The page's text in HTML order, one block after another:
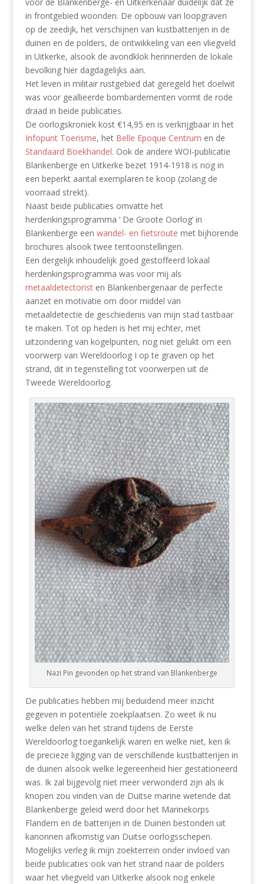
in frontgebied woonden. De opbouw van loopgraven
op de zeedijk, het verschijnen van kustbatterijen in de
duinen en de polders, de ontwikkeling van een vliegveld
in Uitkerke, alsook de avondklok herinnerden de lokale
bevolking hier dagdagelijks aan.
Het leven in militair rustgebied dat geregeld het doelwit
was voor geallieerde bombardementen vormt de rode
draad in beide publicaties.
De oorlogskroniek kost €14,95 en is verkrijgbaar in het
Infopunt Toerisme, het Belle Epoque Centrum en de
Standaard Boekhandel. Ook de andere WOI-publicatie
Blankenberge en Uitkerke bezet 1914-1918 is nog in
een beperkt aantal exemplaren te koop (zolang de
voorraad strekt).
Naast beide publicaties omvatte het
herdenkingsprogramma ‘ De Groote Oorlog’ in
Blankenberge een wandel- en fietsroute met bijhorende
brochures alsook twee tentoonstellingen.
Een dergelijk inhoudelijk goed gestoffeerd lokaal
herdenkingsprogramma was voor mij als
metaaldetectoristen Blankenbergenaar de perfecte
aanzet en motivatie om door middel van
metaaldetectie de geschiedenis van mijn stad tastbaar
te maken. Tot op heden is het mij echter, met
uitzondering van kogelpunten, nog niet gelukt om een
voorwerp van Wereldoorlog I op te graven op het
strand, dit in tegenstelling tot voorwerpen uit de
Tweede Wereldoorlog.
Nazi Pin gevonden op het strand van Blankenberge
De publicaties hebben mij beduidend meer inzicht
gegeven in potentiële zoekplaatsen. Zo weet ik nu
welke delen van het strand tijdens de Eerste
Wereldoorlog toegankelijk waren en welke niet, ken ik
de precieze ligging van de verschillende kustbatterijen in
de duinen alsook welke legereenheid hier gestationeerd
was. Ik zal bijgevolg niet meer verwonderd zijn als ik
knopen zou vinden van de Duitse marine wetende dat
Blankenberge geleid werd door het Marinekorps
Flandern en de batterijen in de Duinen bestonden uit
kanonnen afkomstig van Duitse oorlogsschepen.
Mogelijks verleg ik mijn zoekterrein onder invloed van
beide publicaties ook van het strand naar de polders
waar het vliegveld van Uitkerke alsook nog enkele